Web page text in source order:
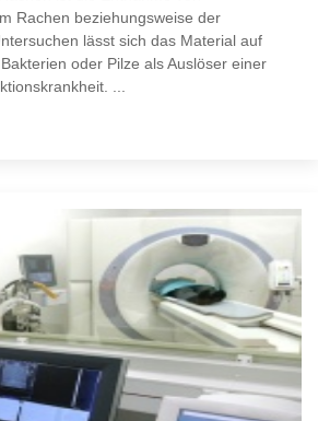
Rachen beziehungsweise der
lässt sich das Material auf
oder Pilze als Auslöser einer
...